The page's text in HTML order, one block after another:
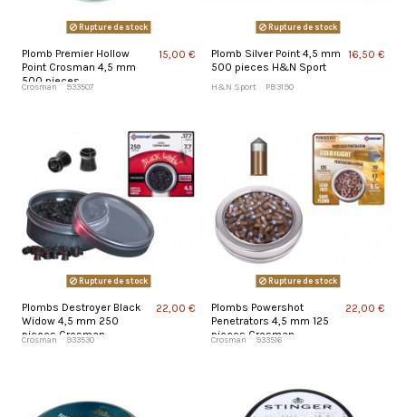
Rupture de stock
Plomb Premier Hollow
Point Crosman 4,5 mm
500 pieces
Crosman 933507
15,00 €
Rupture de stock
Plomb Silver Point 4,5 mm
500 pieces H&N Sport
H&N Sport PB3190
16,50 €
Rupture de stock
Plombs Destroyer Black
Widow 4,5 mm 250
pieces Crosman
Crosman 933530
22,00 €
Rupture de stock
Plombs Powershot
Penetrators 4,5 mm 125
pieces Crosman
Crosman 933516
22,00 €